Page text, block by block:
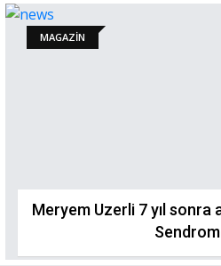
MAGAZİN
Meryem Uzerli 7 yıl sonra